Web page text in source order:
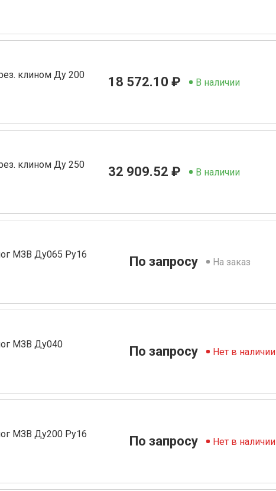
клином Ду 200
18 572.10 ₽ В наличии
клином Ду 250
32 909.52 ₽ В наличии
МЗВ Ду065 Ру16
По запросу На заказ
МЗВ Ду040
По запросу Нет в наличии
МЗВ Ду200 Ру16
По запросу Нет в наличии